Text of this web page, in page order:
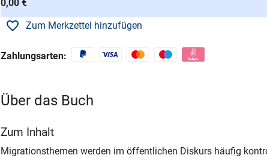
0,00 €
Zum Merkzettel hinzufügen
Zahlungsarten:
Über das Buch
Zum Inhalt
Migrationsthemen werden im öffentlichen Diskurs häufig